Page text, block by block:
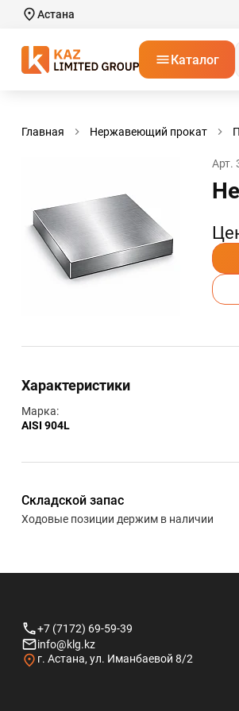
Астана
Каталог
Главная Нержавеющий прокат
Арт.
Характеристики
Марка:
AISI 904L
Складской запас
Ходовые позиции держим в наличии
+7 (7172) 69-59-39
info@klg.kz
г. Астана, ул. Иманбаевой 8/2